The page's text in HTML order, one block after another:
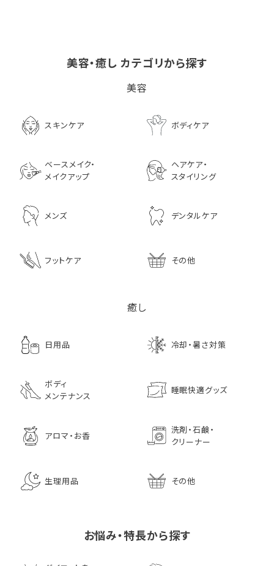
LPLP（ルプルプ） エッ
センスカラートリートメン
美容・癒し カテゴリから探す
美容
スキンケア ボディケア
ベースメイク・
メイクアップ
ヘアケア・
スタイリング
メンズ デンタルケア
フットケア その他
癒し
日用品 冷却・暑さ対策
ボディ
メンテナンス
睡眠快適グッズ
アロマ・お香
洗剤・石鹸・
クリーナー
生理用品 その他
お悩み・特長から探す